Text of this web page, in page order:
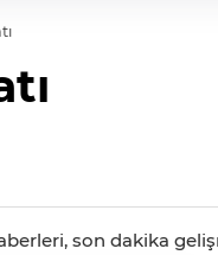
son dakika